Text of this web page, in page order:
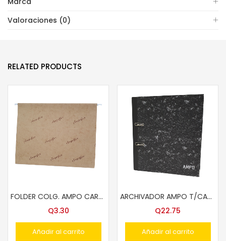
Valoraciones (0)
RELATED PRODUCTS
FOLDER COLG. AMPO CARTA VERDE/CAFE
Q3.30
Añadir al carrito
ARCHIVADOR AMPO T/CARTA #832
Q22.75
Añadir al carrito